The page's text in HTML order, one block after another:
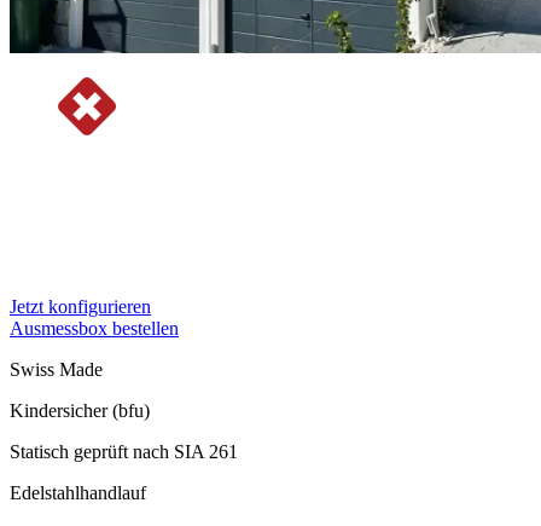
Jetzt konfigurieren
Ausmessbox bestellen
Swiss Made
Kindersicher (bfu)
Statisch geprüft nach SIA 261
Edelstahlhandlauf